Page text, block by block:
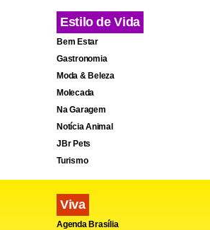
Estilo de Vida
Bem Estar
Gastronomia
Moda & Beleza
Molecada
Na Garagem
Notícia Animal
JBr Pets
Turismo
Viva
Agenda Brasília